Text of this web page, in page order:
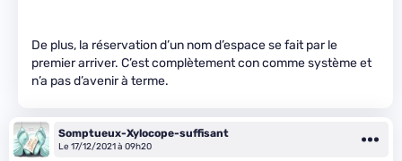
De plus, la réservation d’un nom d’espace se fait par le
premier arriver. C’est complètement con comme système et
n’a pas d’avenir à terme.
Somptueux-Xylocope-suffisant
Le 17/12/2021 à 09h20